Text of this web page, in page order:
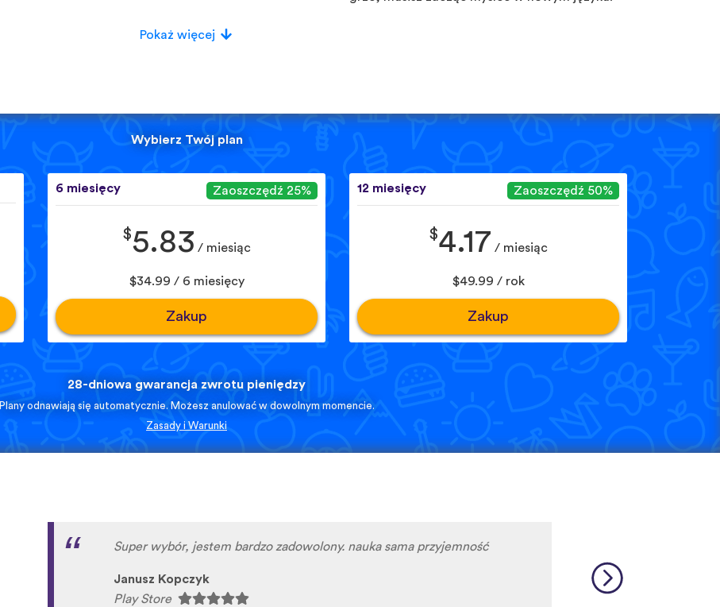
Pokaż więcej
Wybierz Twój plan
6 miesięcy Zaoszczędź 25%
$5.83 / miesiąc
$34.99 / 6 miesięcy
Zakup
12 miesięcy Zaoszczędź 50%
$4.17 / miesiąc
$49.99 / rok
Zakup
28-dniowa gwarancja zwrotu pieniędzy
Plany odnawiają się automatycznie. Możesz anulować w dowolnym momencie.
Zasady i Warunki
Super aplikacja!
Rafał Wichary
Play Store